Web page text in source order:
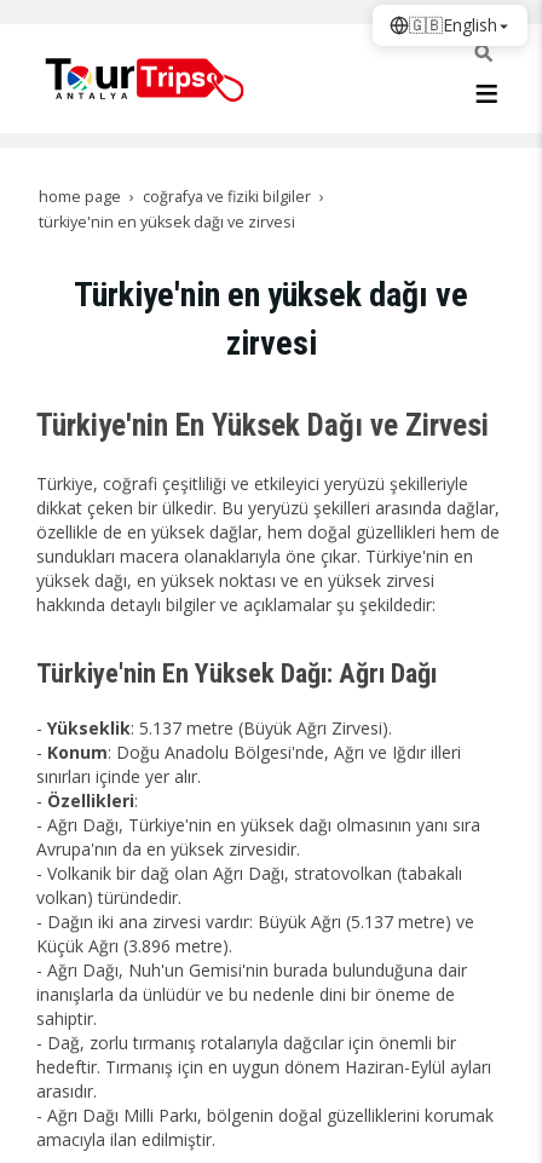
home page
coğrafya ve fiziki bilgiler
türkiye'nin en yüksek dağı ve zirvesi
Türkiye'nin en yüksek dağı ve
zirvesi
Türkiye'nin En Yüksek Dağı ve Zirvesi
Türkiye, coğrafi çeşitliliği ve etkileyici yeryüzü şekilleriyle
dikkat çeken bir ülkedir. Bu yeryüzü şekilleri arasında dağlar,
özellikle de en yüksek dağlar, hem doğal güzellikleri hem de
sundukları macera olanaklarıyla öne çıkar. Türkiye'nin en
yüksek dağı, en yüksek noktası ve en yüksek zirvesi
hakkında detaylı bilgiler ve açıklamalar şu şekildedir:
Türkiye'nin En Yüksek Dağı: Ağrı Dağı
- Yükseklik: 5.137 metre (Büyük Ağrı Zirvesi).
- Konum: Doğu Anadolu Bölgesi'nde, Ağrı ve Iğdır illeri
sınırları içinde yer alır.
- Özellikleri:
- Ağrı Dağı, Türkiye'nin en yüksek dağı olmasının yanı sıra
Avrupa'nın da en yüksek zirvesidir.
- Volkanik bir dağ olan Ağrı Dağı, stratovolkan (tabakalı
volkan) türündedir.
- Dağın iki ana zirvesi vardır: Büyük Ağrı (5.137 metre) ve
Küçük Ağrı (3.896 metre).
- Ağrı Dağı, Nuh'un Gemisi'nin burada bulunduğuna dair
inanışlarla da ünlüdür ve bu nedenle dini bir öneme de
sahiptir.
- Dağ, zorlu tırmanış rotalarıyla dağcılar için önemli bir
hedeftir. Tırmanış için en uygun dönem Haziran-Eylül ayları
arasıdır.
- Ağrı Dağı Milli Parkı, bölgenin doğal güzelliklerini korumak
amacıyla ilan edilmiştir.
🇬🇧English